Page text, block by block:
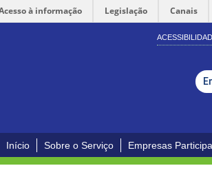
à informação Legislação Canais
Início Sobre o Serviço Empresas